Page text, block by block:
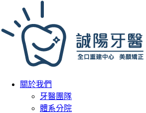
關於我們
牙醫團隊
體系分院